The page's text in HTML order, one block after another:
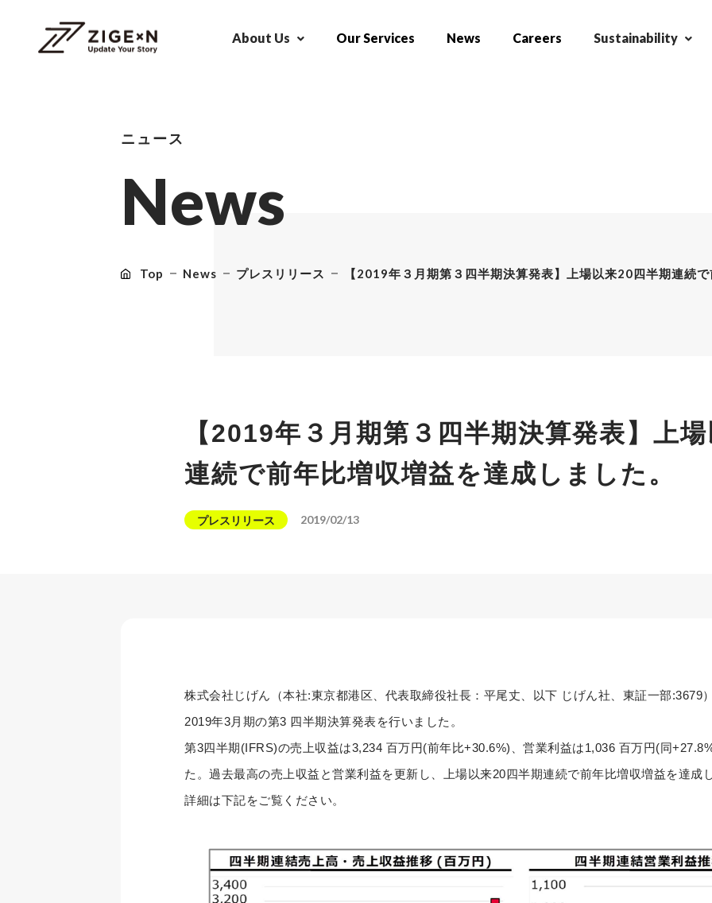
About Us Our Services News Careers Sustainability
ニュース
News
Top News プレスリリース 【2019年３月期第３四半期決算発表】上場以来20四半期連続
【2019年３月期第３四半期決算発表】上
連続で前年比増収増益を達成しました。
プレスリリース 2019/02/13
株式会社じげん（本社:東京都港区、代表取締役社長：平尾丈、以下 じげん社、東証一部:3679
2019年3月期の第3 四半期決算発表を行いました。
第3四半期(IFRS)の売上収益は3,234 百万円(前年比+30.6%)、営業利益は1,036 百万円(同
た。過去最高の売上収益と営業利益を更新し、上場以来20四半期連続で前年比増収増益を達成
詳細は下記をご覧ください。